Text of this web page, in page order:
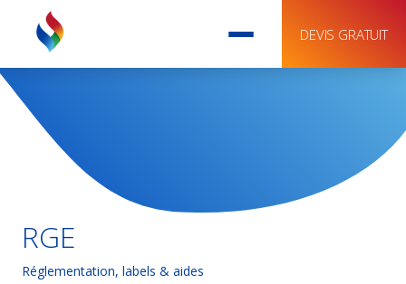
DEVIS GRATUIT
RGE
Réglementation, labels & aides